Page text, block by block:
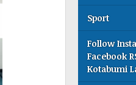
Sport
Follow
Facebook
Kotabumi